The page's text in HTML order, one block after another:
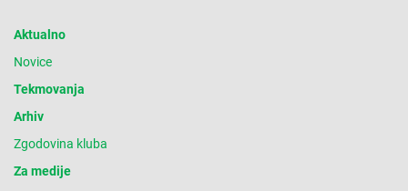
Aktualno
Novice
Tekmovanja
Arhiv
Zgodovina kluba
Za medije